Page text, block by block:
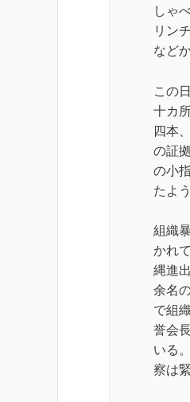
しゃ
リン
など
この
十カ
四本
の証
の小
たよ
組織
かれ
縄進
余名
で組
誉会
いる
察は